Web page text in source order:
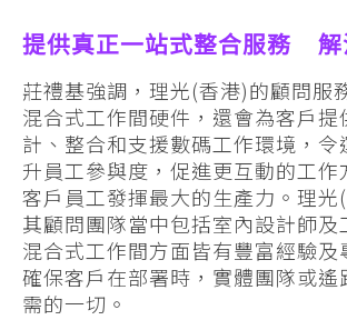
提供真正一站式整合服務 解
莊禮基強調，理光(香港)的顧問服
混合式工作間硬件，還會為客戶提
計、整合和支援數碼工作環境，令
升員工參與度，促進更互動的工作
客戶員工發揮最大的生產力。理光
其顧問團隊當中包括室內設計師及
混合式工作間方面皆有豐富經驗及
確保客戶在部署時，實體團隊或遙
需的一切。